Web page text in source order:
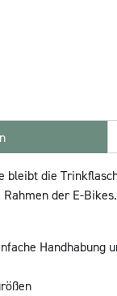
bleibt die
der E-
Handhabung